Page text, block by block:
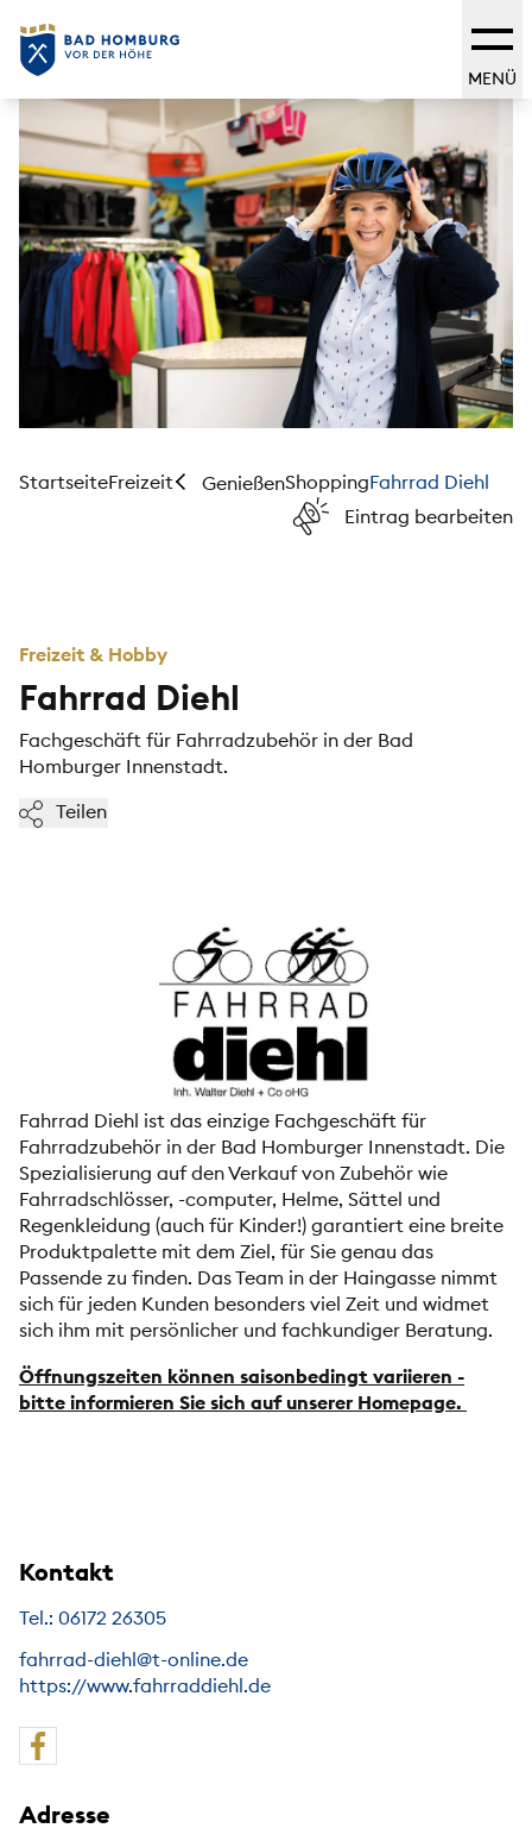
MENÜ
StartseiteFreizeit GenießenShoppingFahrrad Diehl
Eintrag bearbeiten
Freizeit & Hobby
Fahrrad Diehl
Fachgeschäft für Fahrradzubehör in der Bad
Homburger Innenstadt.
Teilen
Fahrrad Diehl ist das einzige Fachgeschäft für
Fahrradzubehör in der Bad Homburger Innenstadt. Die
Spezialisierung auf den Verkauf von Zubehör wie
Fahrradschlösser, -computer, Helme, Sättel und
Regenkleidung (auch für Kinder!) garantiert eine breite
Produktpalette mit dem Ziel, für Sie genau das
Passende zu finden. Das Team in der Haingasse nimmt
sich für jeden Kunden besonders viel Zeit und widmet
sich ihm mit persönlicher und fachkundiger Beratung.
Öffnungszeiten können saisonbedingt variieren -
bitte informieren Sie sich auf unserer Homepage.
Kontakt
Tel.: 06172 26305
fahrrad-diehl@t-online.de
https://www.fahrraddiehl.de
Adresse